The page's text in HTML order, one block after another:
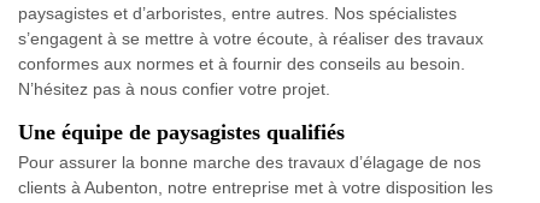
paysagistes et d’arboristes, entre autres. Nos spécialistes
s’engagent à se mettre à votre écoute, à réaliser des travaux
conformes aux normes et à fournir des conseils au besoin.
N’hésitez pas à nous confier votre projet.
Une équipe de paysagistes qualifiés
Pour assurer la bonne marche des travaux d’élagage de nos
clients à Aubenton, notre entreprise met à votre disposition les